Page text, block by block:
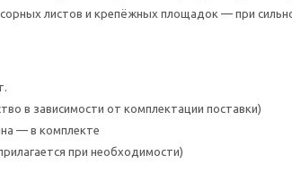
листов и крепёжных площадок — при
в зависимости от комплектации поставки)
— в комплекте
при необходимости)